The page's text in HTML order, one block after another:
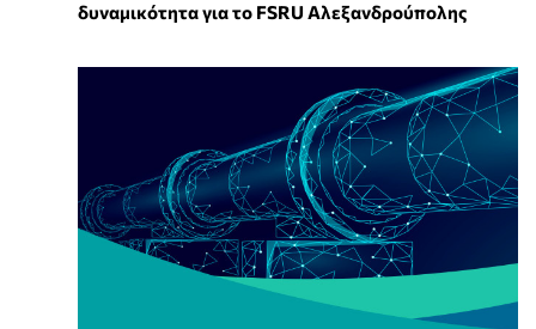
δυναμικότητα για το FSRU Αλεξανδρούπολης